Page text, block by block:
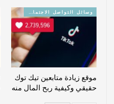
موقع زيادة متابعين تيك توك
حقيقي وكيفية ربح المال منه